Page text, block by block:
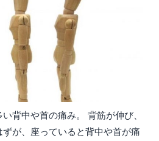
背中や首の痛み。 背筋が伸び、
が、座っていると背中や首が痛